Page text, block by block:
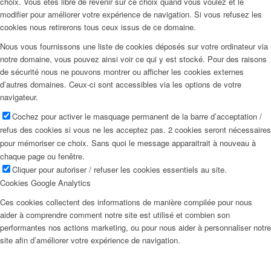
modifier pour améliorer votre expérience de navigation. Si vous refusez les
cookies nous retirerons tous ceux issus de ce domaine.
Nous vous fournissons une liste de cookies déposés sur votre ordinateur via
notre domaine, vous pouvez ainsi voir ce qui y est stocké. Pour des raisons
de sécurité nous ne pouvons montrer ou afficher les cookies externes
d’autres domaines. Ceux-ci sont accessibles via les options de votre
navigateur.
Cochez pour activer le masquage permanent de la barre d’acceptation /
refus des cookies si vous ne les acceptez pas. 2 cookies seront nécessaires
pour mémoriser ce choix. Sans quoi le message apparaitrait à nouveau à
chaque page ou fenêtre.
Cliquer pour autoriser / refuser les cookies essentiels au site.
Cookies Google Analytics
Ces cookies collectent des informations de manière compilée pour nous
aider à comprendre comment notre site est utilisé et combien son
performantes nos actions marketing, ou pour nous aider à personnaliser notre
site afin d’améliorer votre expérience de navigation.